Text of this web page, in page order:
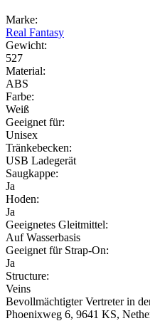
Marke:
Real Fantasy
Gewicht:
527
Material:
ABS
Farbe:
Weiß
Geeignet für:
Unisex
Tränkebecken:
USB Ladegerät
Saugkappe:
Ja
Hoden:
Ja
Geeignetes Gleitmittel:
Auf Wasserbasis
Geeignet für Strap-On:
Ja
Structure:
Veins
Bevollmächtigter Vertreter in
Phoenixweg 6, 9641 KS,